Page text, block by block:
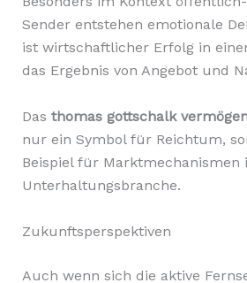
Sender entstehen emotionale
ist wirtschaftlicher Erfolg in
das Ergebnis von Angebot und
Das thomas gottschalk
nur ein Symbol für Reichtum,
Beispiel für Marktmechanismen
Unterhaltungsbranche.
Zukunftsperspektiven
Auch wenn sich die aktive